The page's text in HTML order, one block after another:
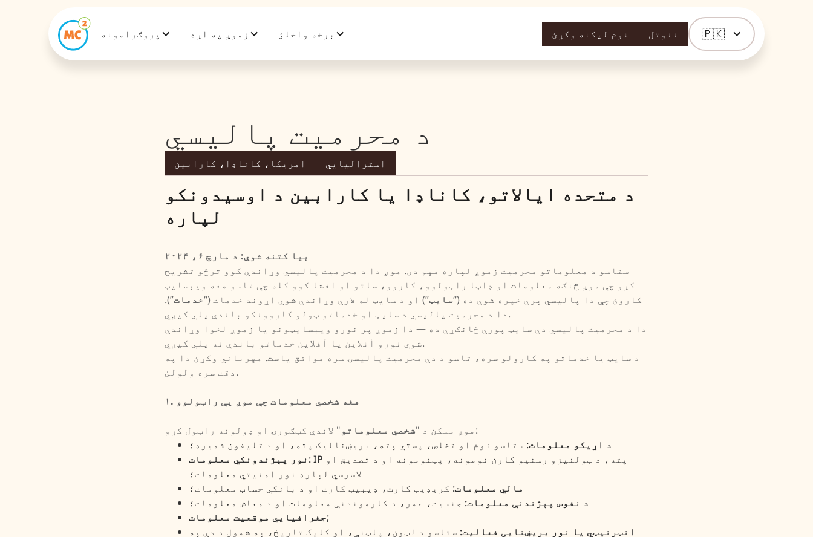
پروګرامونه زموږ په اړه برخه واخلئ نوم لیکنه وکړئ ننوتل 🇵🇰
د محرمیت پالیسي
امریکا، کاناډا، کارابین استرالیایي
د متحده ایالاتو، کاناډا یا کارابین د اوسیدونکو
لپاره
بیا کتنه شوې: د مارچ ۶، ۲۰۲۴
ستاسو د معلوماتو محرمیت زموږ لپاره مهم دی. موږ دا د محرمیت پالیسي وړاندې کوو ترڅو تشریح
کړو چې موږ څنګه معلومات او ډاټا راټولوو، کاروو، ساتو او افشا کوو کله چې تاسو هغه ویبسایټ
کاروئ چې دا پالیسي پرې خپره شوې ده (“سایټ”) او د سایټ له لارې وړاندې شوي اړوند خدمات (“خدمات”).
دا د محرمیت پالیسي د سایټ او خدماتو ټولو کاروونکو باندې پلي کیږي.
دا د محرمیت پالیسي دې سایټ پورې ځانګړې ده — دا زموږ پر نورو ویبسایټونو یا زموږ لخوا وړاندې
شوي نورو آنلاین یا آفلاین خدماتو باندې نه پلي کیږي.
د سایټ یا خدماتو په کارولو سره، تاسو د دې محرمیت پالیسۍ سره موافق یاست. مهرباني وکړئ دا په
دقت سره ولولئ.
۱. هغه شخصي معلومات چې موږ یې راټولوو
موږ ممکن د "شخصي معلوماتو
" لاندې کټګورۍ او ډولونه راټول کړو:
د اړیکو معلومات: ستاسو نوم او تخلص، پستي پته، بریښنالیک پته، او د تلیفون شمیره؛
نور پېژندونکي معلومات: IP پته، د ټولنیزو رسنیو کارن نومونه، پټنومونه او د تصدیق او
لاسرسي لپاره نور امنیتي معلومات؛
مالي معلومات: کریډیټ کارت، ډیبیټ کارت او د بانکي حساب معلومات؛
د نفوس پېژندنې معلومات: جنسیت، عمر، د کارموندنې معلومات او د معاش معلومات؛
جغرافیایي موقعیت معلومات;
انټرنیټي یا نور بریښنایی فعالیت: ستاسو د لټون، پلټنې، او کلیک تاریخ، په شمول د دې په